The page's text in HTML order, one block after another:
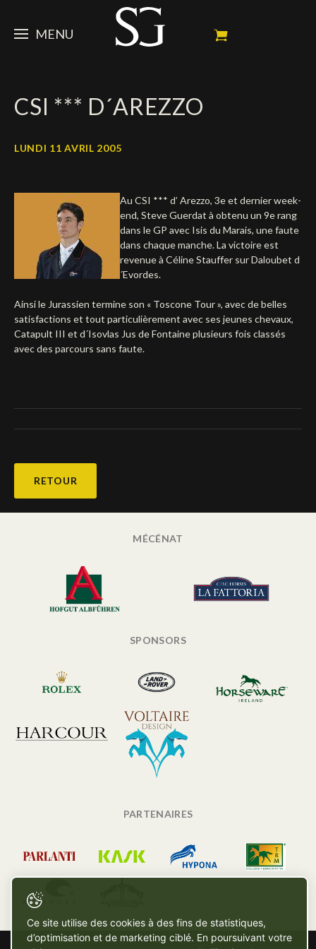
MENU
Portrait
ACTUALITÉ
Calendrier
Prochains concours
Résultats
Galeries photos
Vidéos
Contacts médias
CHEVAUX
En souvenir de
Etalon reproducteur
Propriétaires
Sponsors officiels
Partenaires officiels
FAN ZONE
Autographes
Social Newsroom
Français
English
Deutsch
CSI *** D´AREZZO
LUNDI 11 AVRIL 2005
Au CSI *** d’ Arezzo, 3e et dernier week-
end, Steve Guerdat à obtenu un 9e rang
dans le GP avec Isis du Marais, une faute
dans chaque manche. La victoire est
revenue à Céline Stauffer sur Daloubet d
´Evordes.
Ainsi le Jurassien termine son « Toscone Tour », avec de belles
satisfactions et tout particulièrement avec ses jeunes chevaux,
Catapult III et d´Isovlas Jus de Fontaine plusieurs fois classés
avec des parcours sans faute.
RETOUR
MÉCÉNAT
SPONSORS
PARTENAIRES
Ce site utilise des cookies à des fins de statistiques,
d’optimisation et de marketing ciblé. En poursuivant votre